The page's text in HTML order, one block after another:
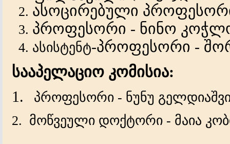
ასოცირებული
პროფესორი - ნინო
ასისტენტ-პროფესორი -
სააპელაციო კომისია:
1.
პროფესორი - ნუნუ
2. მოწვეული დოქტორი - მაია